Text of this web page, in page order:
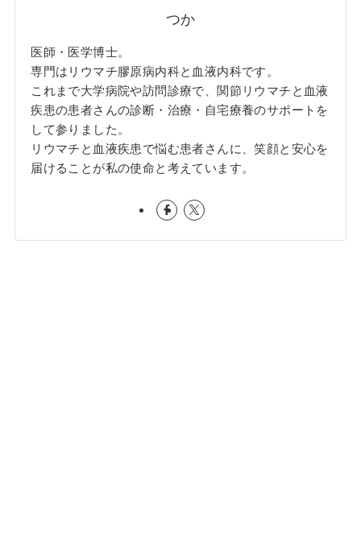
つか
医師・医学博士。
専門はリウマチ膠原病内科と血液内科です。
これまで大学病院や訪問診療で、関節リウマチと血液
疾患の患者さんの診断・治療・自宅療養のサポートを
して参りました。
リウマチと血液疾患で悩む患者さんに、笑顔と安心を
届けることが私の使命と考えています。